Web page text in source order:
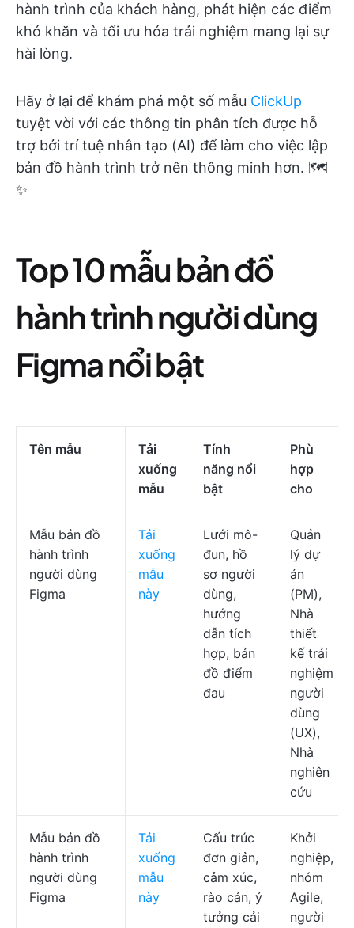
hành trình của khách hàng, phát hiện các điểm
khó khăn và tối ưu hóa trải nghiệm mang lại sự
hài lòng.
Hãy ở lại để khám phá một số mẫu ClickUp
tuyệt vời với các thông tin phân tích được hỗ
trợ bởi trí tuệ nhân tạo (AI) để làm cho việc lập
bản đồ hành trình trở nên thông minh hơn. 🗺️
✨
Top 10 mẫu bản đồ
hành trình người dùng
Figma nổi bật
Tên mẫu
Tải
xuống
mẫu
Tính
năng nổi
bật
Phù
hợp
cho
Mẫu bản đồ
hành trình
người dùng
Figma
Tải
xuống
mẫu
này
Lưới mô-
đun, hồ
sơ người
dùng,
hướng
dẫn tích
hợp, bản
đồ điểm
đau
Quản
lý dự
án
(PM),
Nhà
thiết
kế trải
nghiệm
người
dùng
(UX),
Nhà
nghiên
cứu
Mẫu bản đồ
hành trình
người dùng
Figma
Tải
xuống
mẫu
này
Cấu trúc
đơn giản,
cảm xúc,
rào cản, ý
tưởng cải
Khởi
nghiệp,
nhóm
Agile,
người